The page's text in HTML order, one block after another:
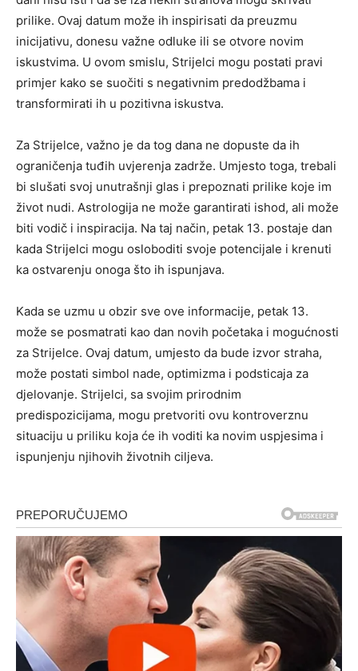
prilike. Ovaj datum može ih inspirisati da preuzmu
inicijativu, donesu važne odluke ili se otvore novim
iskustvima. U ovom smislu, Strijelci mogu postati pravi
primjer kako se suočiti s negativnim predodžbama i
transformirati ih u pozitivna iskustva.
Za Strijelce, važno je da tog dana ne dopuste da ih
ograničenja tuđih uvjerenja zadrže. Umjesto toga, trebali
bi slušati svoj unutrašnji glas i prepoznati prilike koje im
život nudi. Astrologija ne može garantirati ishod, ali može
biti vodič i inspiracija. Na taj način, petak 13. postaje dan
kada Strijelci mogu osloboditi svoje potencijale i krenuti
ka ostvarenju onoga što ih ispunjava.
Kada se uzmu u obzir sve ove informacije, petak 13.
može se posmatrati kao dan novih početaka i mogućnosti
za Strijelce. Ovaj datum, umjesto da bude izvor straha,
može postati simbol nade, optimizma i podsticaja za
djelovanje. Strijelci, sa svojim prirodnim
predispozicijama, mogu pretvoriti ovu kontroverznu
situaciju u priliku koja će ih voditi ka novim uspjesima i
ispunjenju njihovih životnih ciljeva.